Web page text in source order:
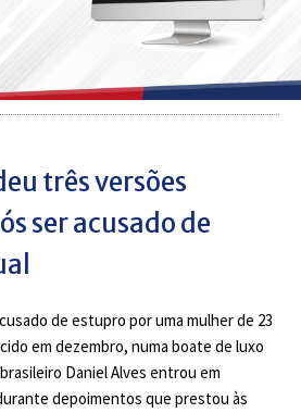
três versões
ser acusado de
de estupro por uma mulher de 23
em dezembro, numa boate de luxo
Daniel Alves entrou em
depoimentos que prestou às